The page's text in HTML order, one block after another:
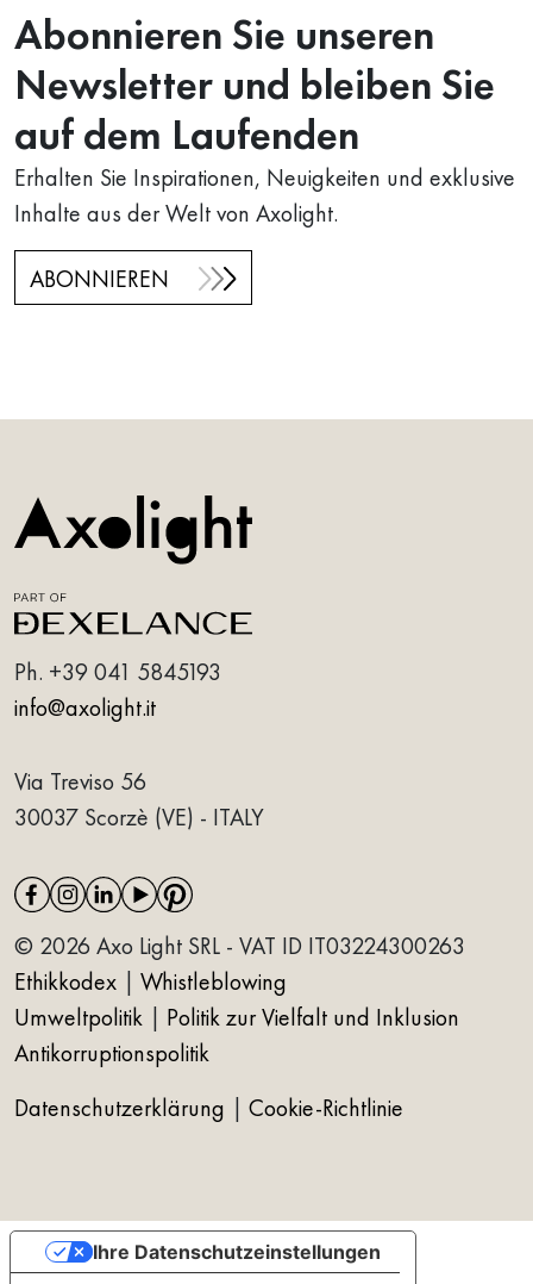
Abonnieren Sie unseren
Newsletter und bleiben Sie
auf dem Laufenden
Erhalten Sie Inspirationen, Neuigkeiten und exklusive
Inhalte aus der Welt von Axolight.
ABONNIEREN
Ph. +39 041 5845193
info@axolight.it
Via Treviso 56
30037 Scorzè (VE) - ITALY
© 2026 Axo Light SRL - VAT ID IT03224300263
Ethikkodex
Whistleblowing
Umweltpolitik
Politik zur Vielfalt und Inklusion
Antikorruptionspolitik
Datenschutzerklärung
Cookie-Richtlinie
Ihre Datenschutzeinstellungen